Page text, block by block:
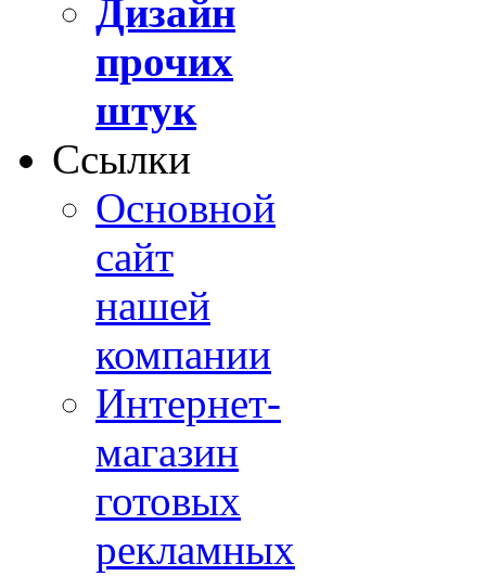
Дизайн
прочих
штук
Ссылки
Основной
сайт
нашей
компании
Интернет-
магазин
готовых
рекламных